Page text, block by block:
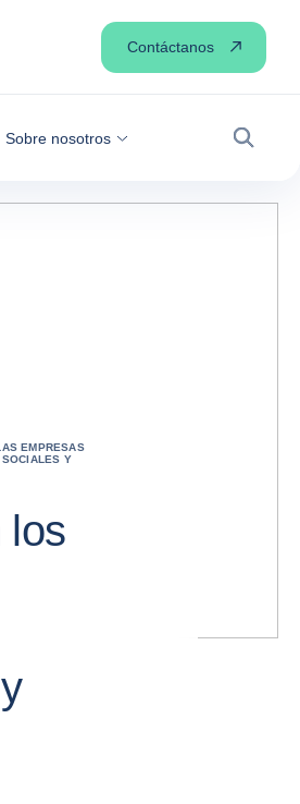
Sobre nosotros
Buscar
Contáctanos
EMPRESAS
SOCIALES Y
los